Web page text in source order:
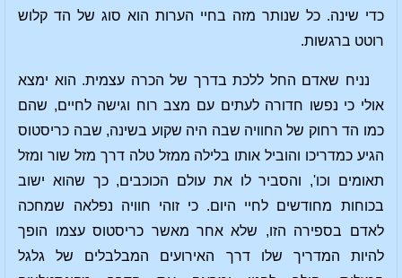
כדי שינה. כל שנותר מזה בחיי הערות הוא סוג של הד קלוש
רוטט ברגשות.
נניח שאדם החל ללכת בדרך של הכרה עצמית. הוא ימצא
אולי כי נפשו חדורה לעתים עם מצב רוח וגישה לחיים, שהם
כמו הד רחוק של החוויה שבה היה שקוע בשינה, שבה כריסטוס
הגיע כמדריכו והוביל אותו בלילה ממזל טלה דרך מזל שור ומזל
תאומים וכו', והסביר לו את עולם הכוכבים, כך שהוא ישוב
בכוחות מחודשים לחיי היום. כי זוהי חוויה נפלאה שמחכה
לאדם בספירה הזו, שלא אחר מאשר כריסטוס עצמו הופך
להיות המדריך שלו דרך האירועים המבלבלים של גלגל